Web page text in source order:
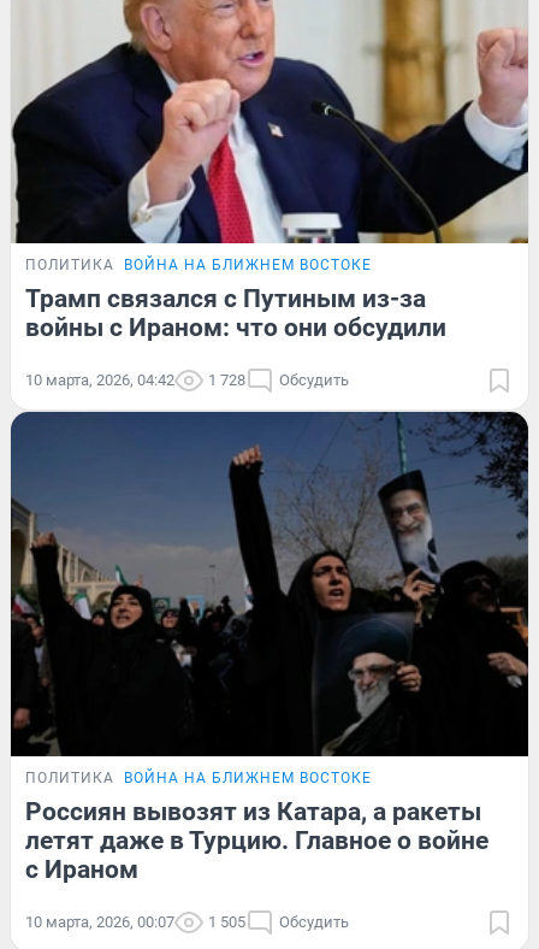
ПОЛИТИКА ВОЙНА НА БЛИЖНЕМ ВОСТОКЕ
Трамп связался с Путиным из-за
войны с Ираном: что они обсудили
10 марта, 2026, 04:42 1 728 Обсудить
ПОЛИТИКА ВОЙНА НА БЛИЖНЕМ ВОСТОКЕ
Россиян вывозят из Катара, а ракеты
летят даже в Турцию. Главное о войне
с Ираном
10 марта, 2026, 00:07 1 505 Обсудить